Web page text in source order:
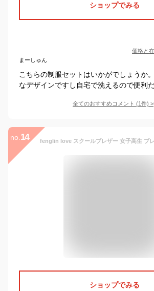
ショップでみる
価格と
まーしゅん
こちらの制服セットはいかがでしょうか
なデザインですし自宅で洗えるので便利
全てのおすすめコメント (1件) >
no. 14
ショップでみる